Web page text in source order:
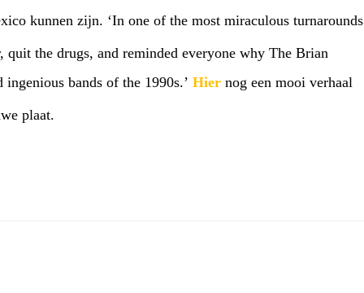
kunnen zijn. ‘In one of the most miraculous turnarounds
the drugs, and reminded everyone why The Brian
bands of the 1990s.’ Hier nog een mooi verhaal
plaat.